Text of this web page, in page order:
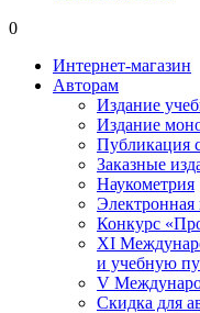
0
Интернет-магазин
Авторам
Издание
Издание
Публикация
Заказные
Наукометрия
Конкурс
XI
и учебную
V
Скидка для